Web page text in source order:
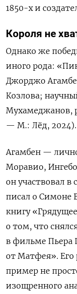
1850-х и
Короля не
Однако же
иного рода:
Джорджо
Козлова;
Мухамеджанов,
— М.: Лёд, 2024).
Агамбен —
Моравио,
он участвовал в
писал о Симоне
книгу
о том, что
в фильме Пьера
от Матфея».
пример не
изощренного